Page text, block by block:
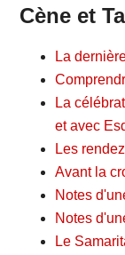
Cène et
La
La
et avec
Les
Avant la
Notes
Notes
Le